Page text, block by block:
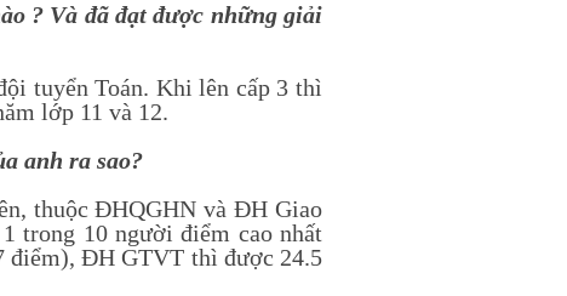
? Và đã đạt được những giải
tuyển Toán. Khi lên cấp 3 thì
lớp 11 và 12.
anh ra sao?
thuộc ĐHQGHN và ĐH Giao
trong 10 người điểm cao nhất
điểm), ĐH GTVT thì được 24.5